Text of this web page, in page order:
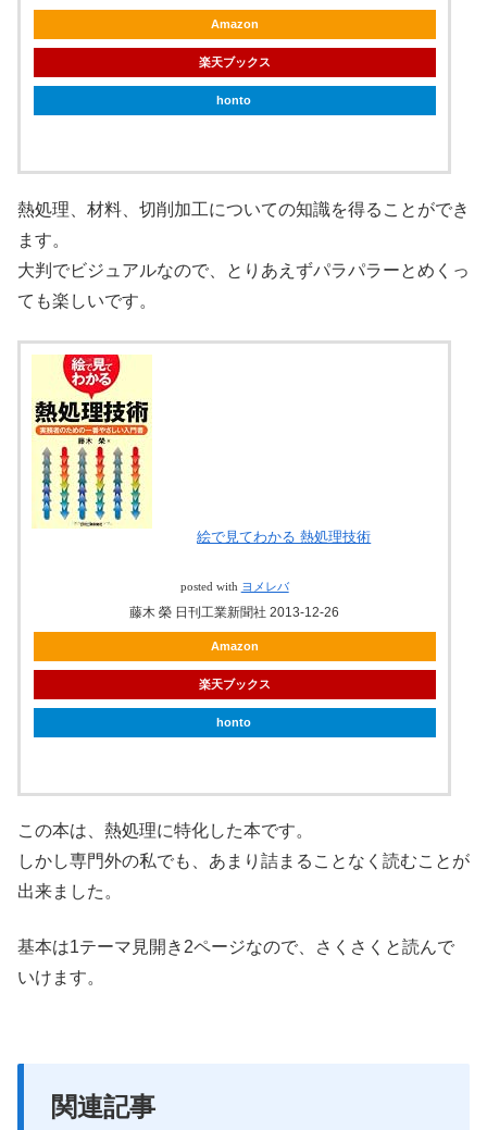
Amazon
楽天ブックス
honto
熱処理、材料、切削加工についての知識を得ることができ
ます。
大判でビジュアルなので、とりあえずパラパラーとめくっ
ても楽しいです。
絵で見てわかる 熱処理技術
posted with ヨメレバ
藤木 榮 日刊工業新聞社 2013-12-26
Amazon
楽天ブックス
honto
この本は、熱処理に特化した本です。
しかし専門外の私でも、あまり詰まることなく読むことが
出来ました。
基本は1テーマ見開き2ページなので、さくさくと読んで
いけます。
関連記事